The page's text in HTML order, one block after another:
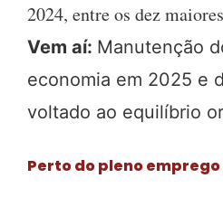
2024, entre os dez
Vem aí: Manutenção
economia em 2025 e
voltado ao equilíbrio
Perto do pleno